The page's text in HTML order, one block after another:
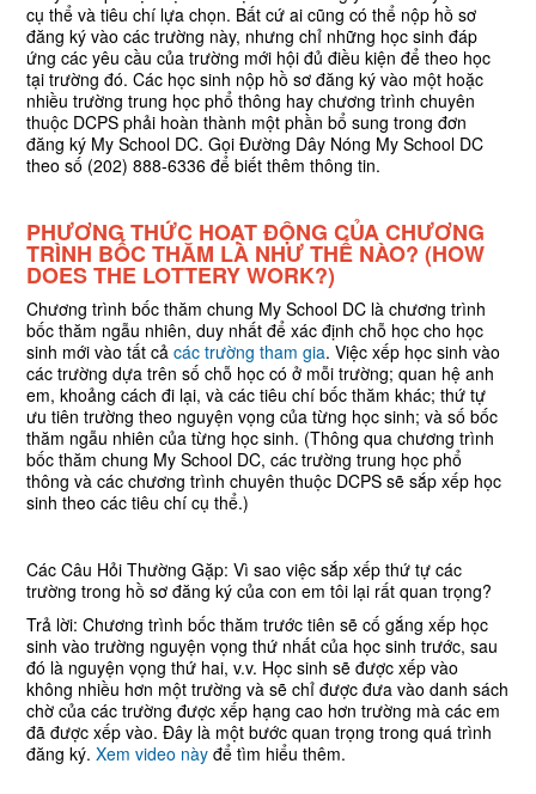
cụ thể và tiêu chí lựa chọn. Bất cứ ai cũng có thể nộp hồ sơ
đăng ký vào các trường này, nhưng chỉ những học sinh đáp
ứng các yêu cầu của trường mới hội đủ điều kiện để theo học
tại trường đó. Các học sinh nộp hồ sơ đăng ký vào một hoặc
nhiều trường trung học phổ thông hay chương trình chuyên
thuộc DCPS phải hoàn thành một phần bổ sung trong đơn
đăng ký My School DC. Gọi Đường Dây Nóng My School DC
theo số (202) 888-6336 để biết thêm thông tin.
PHƯƠNG THỨC HOẠT ĐỘNG CỦA CHƯƠNG
TRÌNH BỐC THĂM LÀ NHƯ THẾ NÀO? (HOW
DOES THE LOTTERY WORK?)
Chương trình bốc thăm chung My School DC là chương trình
bốc thăm ngẫu nhiên, duy nhất để xác định chỗ học cho học
sinh mới vào tất cả các trường tham gia. Việc xếp học sinh vào
các trường dựa trên số chỗ học có ở mỗi trường; quan hệ anh
em, khoảng cách đi lại, và các tiêu chí bốc thăm khác; thứ tự
ưu tiên trường theo nguyện vọng của từng học sinh; và số bốc
thăm ngẫu nhiên của từng học sinh. (Thông qua chương trình
bốc thăm chung My School DC, các trường trung học phổ
thông và các chương trình chuyên thuộc DCPS sẽ sắp xếp học
sinh theo các tiêu chí cụ thể.)
Các Câu Hỏi Thường Gặp: Vì sao việc sắp xếp thứ tự các
trường trong hồ sơ đăng ký của con em tôi lại rất quan trọng?
Trả lời: Chương trình bốc thăm trước tiên sẽ cố gắng xếp học
sinh vào trường nguyện vọng thứ nhất của học sinh trước, sau
đó là nguyện vọng thứ hai, v.v. Học sinh sẽ được xếp vào
không nhiều hơn một trường và sẽ chỉ được đưa vào danh sách
chờ của các trường được xếp hạng cao hơn trường mà các em
đã được xếp vào. Đây là một bước quan trọng trong quá trình
đăng ký. Xem video này để tìm hiểu thêm.